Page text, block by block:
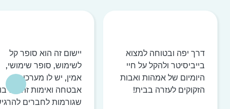
דרך יפה ובטוחה למצוא
בייביסיטר ולהקל על חיי
היומיום של אמהות ואבות
הזקוקים לעזרה בבית!
יישום זה הוא סופר קל
לשימוש, סופר שימושי,
אמין, יש לו מערכות
אבטחה ואימות זהות
שגורמות לחברים